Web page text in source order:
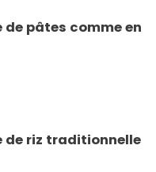
de pâtes comme en
de riz traditionnelle